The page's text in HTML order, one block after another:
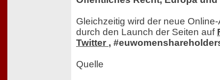
Gleichzeitig wird der neue
durch den Launch der Seiten auf
Twitter ,
Quelle